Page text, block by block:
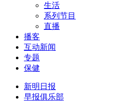
生活
系列节目
直播
播客
互动新闻
专题
保健
新明日报
早报俱乐部